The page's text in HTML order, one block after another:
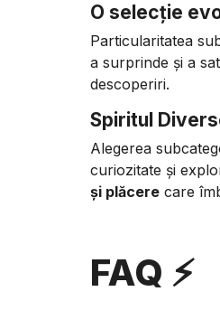
O selecție
Particularitatea
a surprinde și a
descoperiri.
Spiritul
Alegerea
curiozitate și
și plăcere care
FAQ ⚡